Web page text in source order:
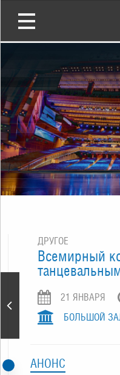
Чайковский. Спектакль
театра "Кремлёвский
балет"
ДРУГОЕ
Всемирный
21 ЯНВАРЯ
БОЛЬШОЙ
АНОНС